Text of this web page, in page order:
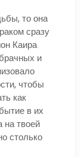
то она
сразу
Каира
и
чтобы
как
в их
на твоей
столько